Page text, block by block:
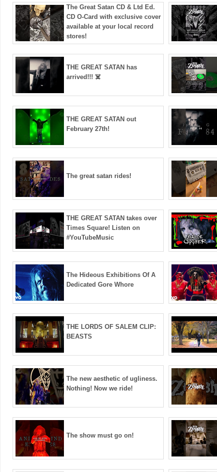
The Great Satan CD & Ltd Ed.
CD O-Card with exclusive cover
available at your local record
stores!
THE GREAT SATAN has
arrived!!! ☠️
THE GREAT SATAN out
February 27th!
The great satan rides!
THE GREAT SATAN takes over
Times Square! Listen on
#YouTubeMusic
The Hideous Exhibitions Of A
Dedicated Gore Whore
THE LORDS OF SALEM CLIP:
BEASTS
The new aesthetic of ugliness.
Nothing! Now we ride!
The show must go on!